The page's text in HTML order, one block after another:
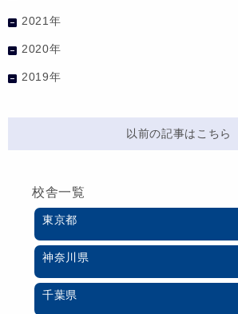
2021年
2020年
2019年
以前の記事はこちら
校舎一覧
東京都
神奈川県
千葉県